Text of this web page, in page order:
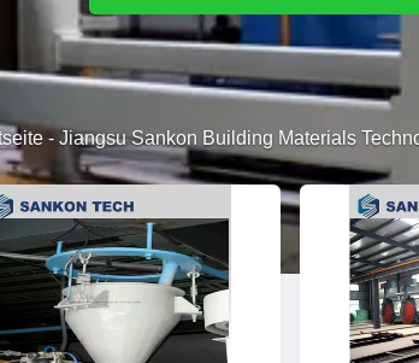
- Jiangsu Sankon Building Materials